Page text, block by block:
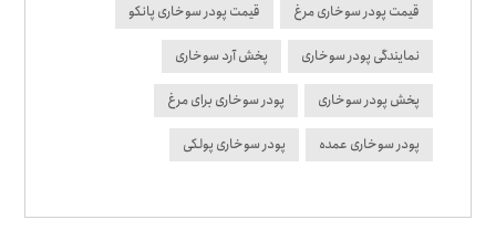
قیمت پودر سوخاری مرغ قیمت پودر سوخاری پانکو
نمایندگی پودر سوخاری پخش آرد سوخاری
پخش پودر سوخاری پودر سوخاری برای مرغ
پودر سوخاری عمده پودر سوخاری پولکی